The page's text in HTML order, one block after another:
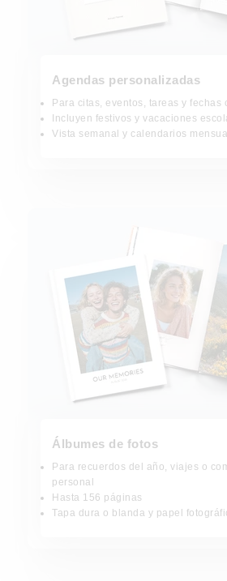
Agendas personalizadas
Para citas, eventos, tareas y fechas
Incluyen festivos y vacaciones
Vista semanal y calendarios
Álbumes de fotos
Para recuerdos del año, viajes o
personal
Hasta 156 páginas
Tapa dura o blanda y papel